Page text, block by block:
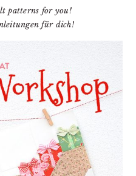
patterns for you!
für dich!